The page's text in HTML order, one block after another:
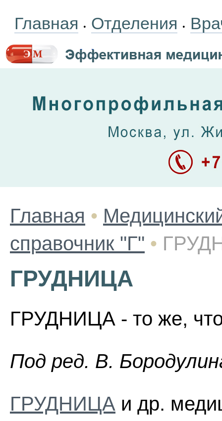
Главная • Отделения •
Главная •
справочник "Г" •
ГРУДНИЦА
ГРУДНИЦА - то же,
Пoд peд. B.
ГРУДНИЦА и др.